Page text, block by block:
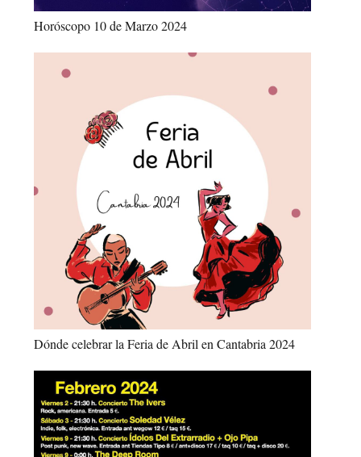
Horóscopo 10 de Marzo 2024
Dónde celebrar la Feria de Abril en Cantabria 2024